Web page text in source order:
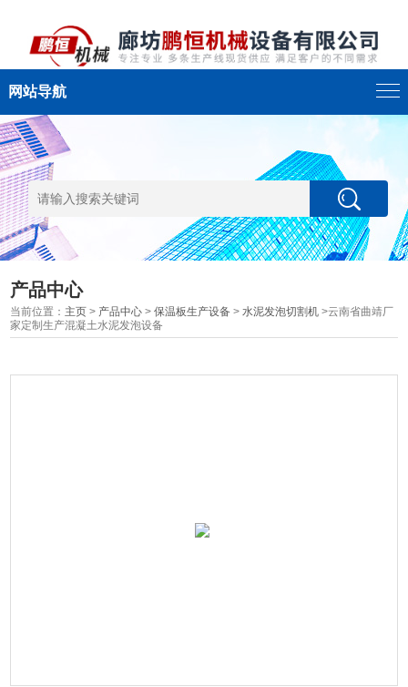
网站导航
产品中心
当前位置： 主页 > 产品中心 >保温板生产设备 >水泥发泡切割机 >云南省曲靖厂
家定制生产混凝土水泥发泡设备